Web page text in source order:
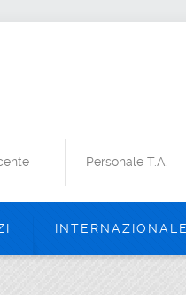
Personale T.A.
INTERNAZIONALE